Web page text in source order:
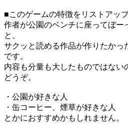
■このゲームの特徴をリストアッ
作者が公園のベンチに座ってぼー
と、
サクッと読める作品が作りたかっ
です。
内容も分量も大したものではない
どうぞ。
・公園が好きな人
・缶コーヒー、煙草が好きな人
とかにおすすめかもしれません。